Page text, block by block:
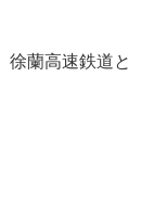
徐蘭高速鉄道と